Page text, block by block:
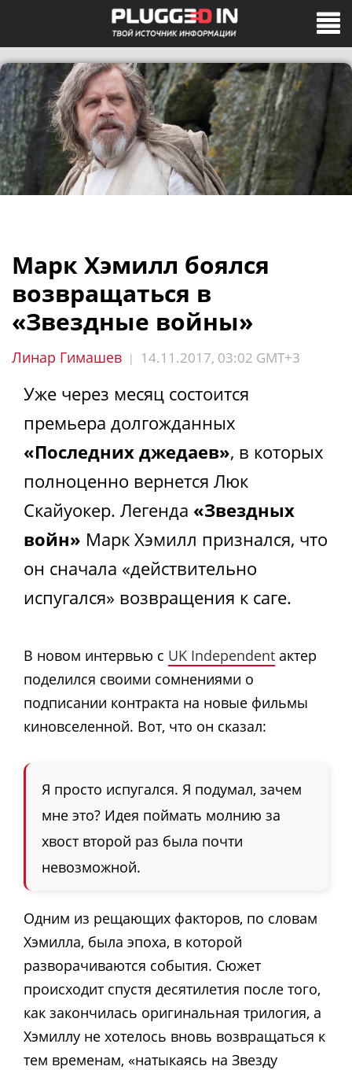
Марк Хэмилл боялся
возвращаться в
«Звездные войны»
Линар Гимашев | 14.11.2017, 03:02 GMT+3
Уже через месяц состоится
премьера долгожданных
«Последних джедаев», в которых
полноценно вернется Люк
Скайуокер. Легенда «Звездных
войн» Марк Хэмилл признался, что
он сначала «действительно
испугался» возвращения к саге.
В новом интервью с UK Independent актер
поделился своими сомнениями о
подписании контракта на новые фильмы
киновселенной. Вот, что он сказал:
Я просто испугался. Я подумал, зачем
мне это? Идея поймать молнию за
хвост второй раз была почти
невозможной.
Одним из рещающих факторов, по словам
Хэмилла, была эпоха, в которой
разворачиваются события. Сюжет
происходит спустя десятилетия после того,
как закончилась оригинальная трилогия, а
Хэмиллу не хотелось вновь возвращаться к
тем временам, «натыкаясь на Звезду